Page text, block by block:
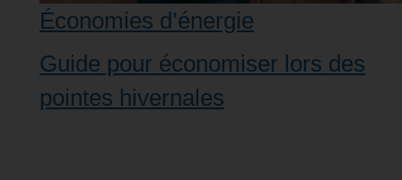
Économies d’énergie
Guide pour économiser lors des
pointes hivernales